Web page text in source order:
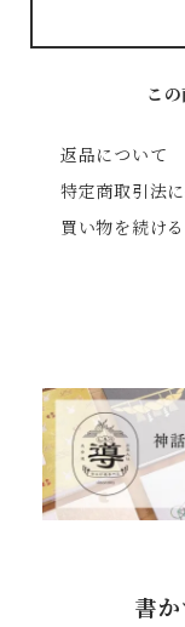
こ
返品について
特定商取引法
買い物を続ける
書